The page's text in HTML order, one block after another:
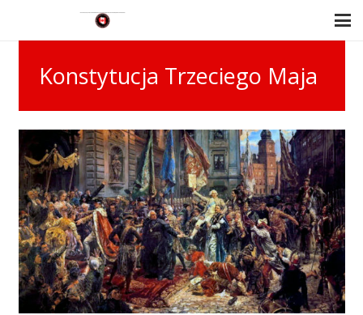
Konstytucja Trzeciego Maja